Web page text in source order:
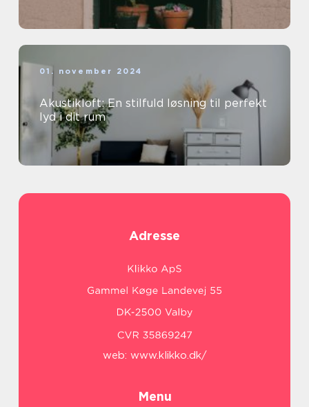
01. november 2024
Akustikloft: En stilfuld løsning til perfekt
lyd i dit rum
Adresse
web: www.klikko.dk/
Menu